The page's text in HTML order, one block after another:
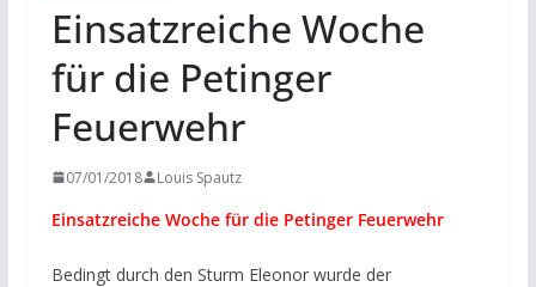
Einsatzreiche Woche
für die Petinger
Feuerwehr
07/01/2018 Louis Spautz
Einsatzreiche Woche für die Petinger Feuerwehr
Bedingt durch den Sturm Eleonor wurde der